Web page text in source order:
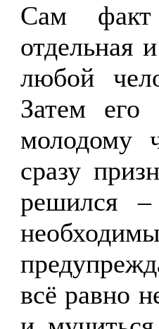
Сам
отдельная
любой
Затем его
молодому
сразу
решился
всё равно